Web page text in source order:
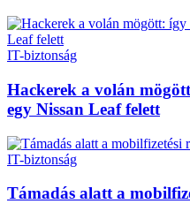
IT-biztonság
Hackerek a volán
egy Nissan Leaf felett
IT-biztonság
Támadás alatt a